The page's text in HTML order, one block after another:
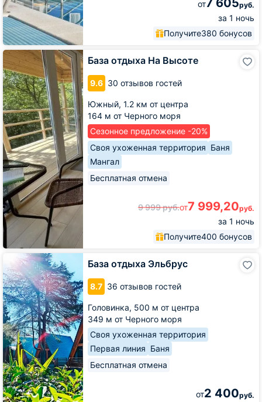
от руб.
за 1 ночь
Получите380 бонусов
База отдыха На Высоте
9.6 30 отзывов гостей
Южный, 1.2 км от центра
164 м от Черного моря
Сезонное предложение -20%
Своя ухоженная территория Баня
Мангал
Бесплатная отмена
9 999руб.от7 999,20руб.
за 1 ночь
Получите400 бонусов
База
отдыха
На
Высоте
База отдыха Эльбрус
8.7 36 отзывов гостей
Головинка, 500 м от центра
349 м от Черного моря
Своя ухоженная территория
Первая линия Баня
Бесплатная отмена
от2 400руб.
отдыха
Эльбрус